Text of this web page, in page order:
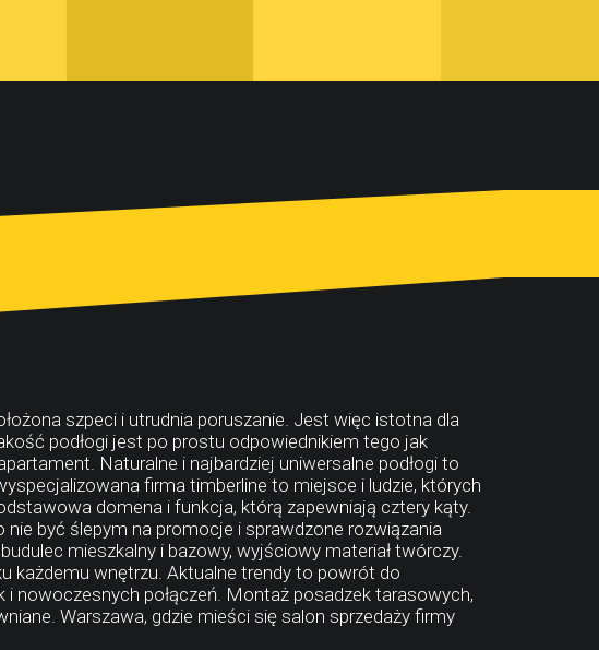
szpeci i utrudnia poruszanie. Jest więc istotna dla
podłogi jest po prostu odpowiednikiem tego jak
Naturalne i najbardziej uniwersalne podłogi to
firma timberline to miejsce i ludzie, których
domena i funkcja, którą zapewniają cztery kąty.
być ślepym na promocje i sprawdzone rozwiązania
mieszkalny i bazowy, wyjściowy materiał twórczy.
każdemu wnętrzu. Aktualne trendy to powrót do
nowoczesnych połączeń. Montaż posadzek tarasowych,
Warszawa, gdzie mieści się salon sprzedaży firmy